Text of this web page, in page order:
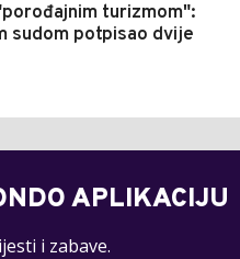
turizmom":
sudom potpisao dvije
APLIKACIJU
i zabave.